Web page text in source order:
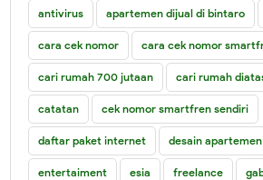
antivirus apartemen dijual di bintaro
cara cek nomor cara cek nomor
cari rumah 700 jutaan cari rumah
catatan cek nomor smartfren sendiri
daftar paket internet desain apartemen
entertaiment esia freelance